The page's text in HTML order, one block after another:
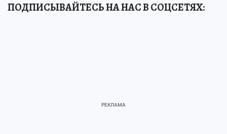
ПОДПИСЫВАЙТЕСЬ НА НАС В СОЦСЕТЯХ: